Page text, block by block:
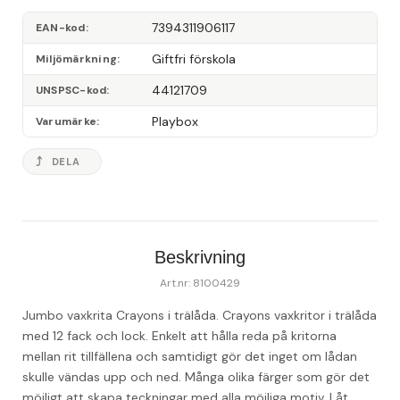
EAN-kod 7394311906117
Miljömärkning Giftfri förskola
UNSPSC-kod 44121709
Varumärke Playbox
DELA
Beskrivning
Art.nr: 8100429
Jumbo vaxkrita Crayons i trälåda. Crayons vaxkritor i trälåda
med 12 fack och lock. Enkelt att hålla reda på kritorna
mellan rit tillfällena och samtidigt gör det inget om lådan
skulle vändas upp och ned. Många olika färger som gör det